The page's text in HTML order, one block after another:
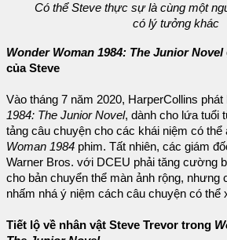
Có thể Steve thực sự là cùng một
có lý tưởng khác
Wonder Woman 1984: The Junior Novel
của Steve
Vào tháng 7 năm 2020, HarperCollins phát
1984: The Junior Novel, dành cho lứa tuổi
tảng câu chuyện cho các khái niệm có thể
Woman 1984 phim. Tất nhiên, các giám
Warner Bros. với DCEU phải tăng cường
cho bản chuyển thể màn ảnh rộng, nhưng
nhấm nhá ý niệm cách câu chuyện có thể
Tiết lộ về nhân vật Steve Trevor trong